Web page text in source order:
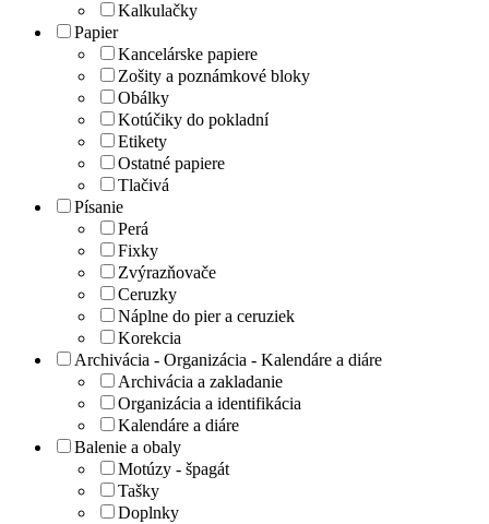
Kalkulačky
Papier
Kancelárske papiere
Zošity a poznámkové bloky
Obálky
Kotúčiky do pokladní
Etikety
Ostatné papiere
Tlačivá
Písanie
Perá
Fixky
Zvýrazňovače
Ceruzky
Náplne do pier a ceruziek
Korekcia
Archivácia - Organizácia - Kalendáre a diáre
Archivácia a zakladanie
Organizácia a identifikácia
Kalendáre a diáre
Balenie a obaly
Motúzy - špagát
Tašky
Doplnky